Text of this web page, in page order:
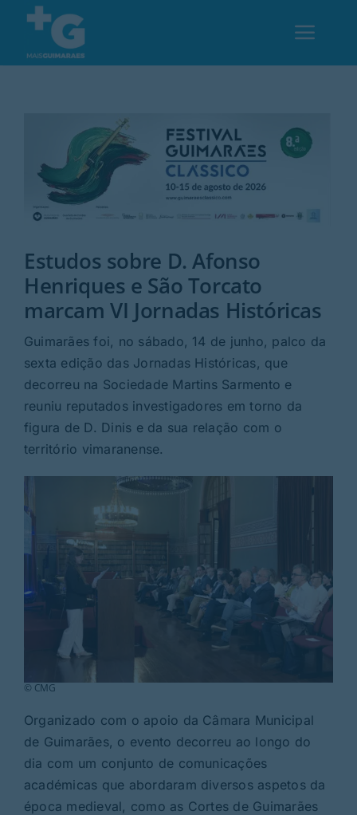
content
Desporto
Opinião
Região
Rubricas
Jornal
Search
For:
Estudos sobre D. Afonso
Henriques e São Torcato
marcam VI Jornadas Históricas
Guimarães foi, no sábado, 14 de junho, palco da
sexta edição das Jornadas Históricas, que
decorreu na Sociedade Martins Sarmento e
reuniu reputados investigadores em torno da
figura de D. Dinis e da sua relação com o
território vimaranense.
© CMG
Organizado com o apoio da Câmara Municipal
de Guimarães, o evento decorreu ao longo do
dia com um conjunto de comunicações
académicas que abordaram diversos aspetos da
época medieval, como as Cortes de Guimarães